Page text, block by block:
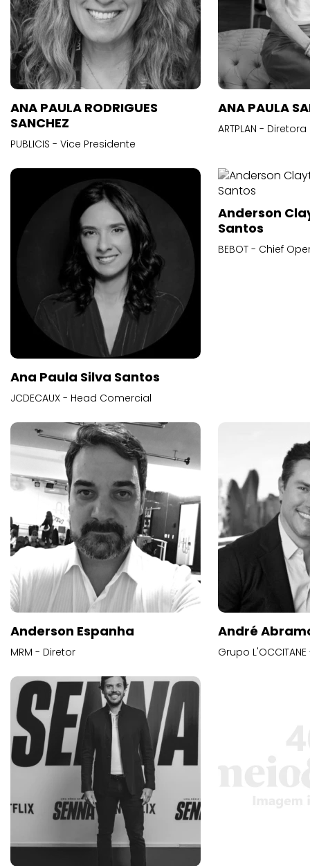
ANA PAULA RODRIGUES
SANCHEZ
PUBLICIS - Vice Presidente
ANA PAULA
ARTPLAN -
Ana Paula Silva Santos
JCDECAUX - Head Comercial
Anderson
Santos
BEBOT - Chief
Anderson Espanha
MRM - Diretor
André
Grupo